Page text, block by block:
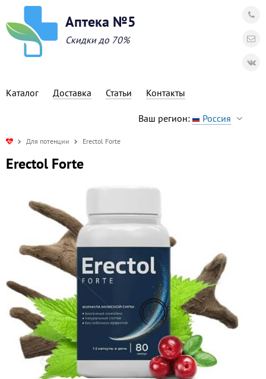
Аптека №5
Скидки до 70%
Каталог Доставка Статьи Контакты
Ваш регион: Россия
Для потенции Erectol Forte
Erectol Forte